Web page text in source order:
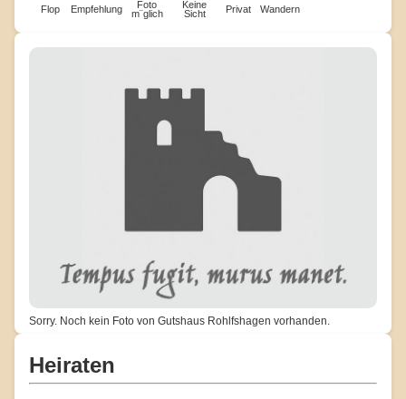
Flop Empfehlung
Foto
m¨glich
Keine
Sicht
Privat Wandern
Sorry. Noch kein Foto von Gutshaus Rohlfshagen vorhanden.
Heiraten